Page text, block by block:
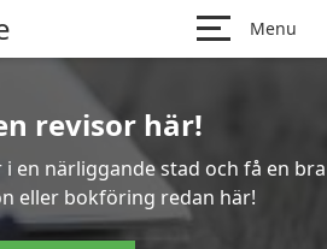
Menu
revisor här!
en närliggande stad och få en bra
eller bokföring redan här!